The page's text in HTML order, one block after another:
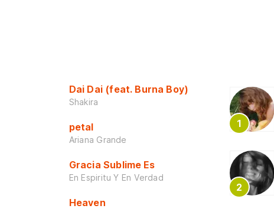
Dai Dai (feat. Burna Boy)
Shakira
petal
Ariana Grande
Gracia Sublime Es
En Espiritu Y En Verdad
Heaven